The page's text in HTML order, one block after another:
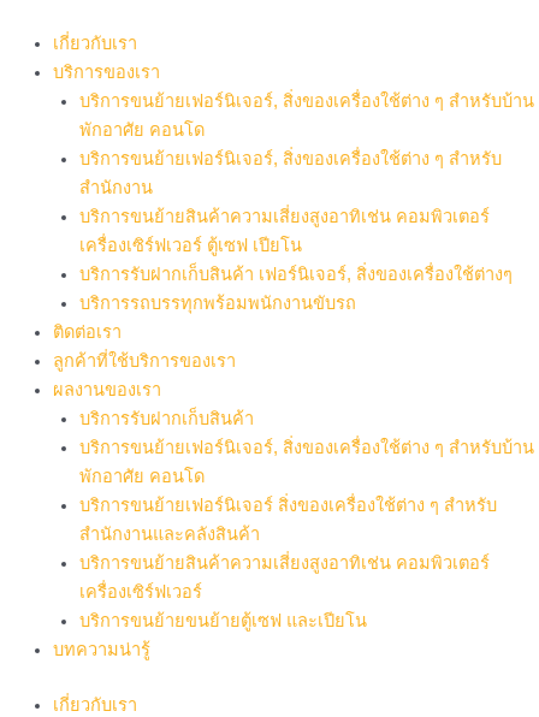
content
เกี่ยวกับเรา
บริการของเรา
บริการขนย้ายเฟอร์นิเจอร์, สิ่งของเครื่องใช้ต่าง ๆ สำหรับบ้าน
พักอาศัย คอนโด
บริการขนย้ายเฟอร์นิเจอร์, สิ่งของเครื่องใช้ต่าง ๆ สำหรับ
สำนักงาน
บริการขนย้ายสินค้าความเสี่ยงสูงอาทิเช่น คอมพิวเตอร์
เครื่องเซิร์ฟเวอร์ ตู้เซฟ เปียโน
บริการรับฝากเก็บสินค้า เฟอร์นิเจอร์, สิ่งของเครื่องใช้ต่างๆ
บริการรถบรรทุกพร้อมพนักงานขับรถ
ติดต่อเรา
ลูกค้าที่ใช้บริการของเรา
ผลงานของเรา
บริการรับฝากเก็บสินค้า
บริการขนย้ายเฟอร์นิเจอร์, สิ่งของเครื่องใช้ต่าง ๆ สำหรับบ้าน
พักอาศัย คอนโด
บริการขนย้ายเฟอร์นิเจอร์ สิ่งของเครื่องใช้ต่าง ๆ สำหรับ
สำนักงานและคลังสินค้า
บริการขนย้ายสินค้าความเสี่ยงสูงอาทิเช่น คอมพิวเตอร์
เครื่องเซิร์ฟเวอร์
บริการขนย้ายขนย้ายตู้เซฟ และเปียโน
บทความน่ารู้
เกี่ยวกับเรา